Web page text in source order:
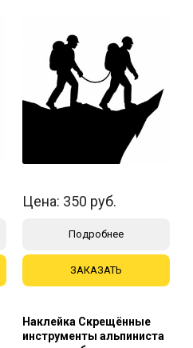
Цена: 350 руб.
Подробнее
ЗАКАЗАТЬ
Наклейка Скрещённые
инструменты альпиниста